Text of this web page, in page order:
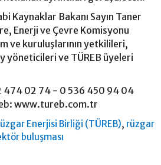
Kaynaklar Bakanı Sayın Taner
Enerji ve Çevre Komisyonu
ve kuruluşlarının yetkilileri,
yöneticileri ve TÜREB üyeleri
474 02 74 - 0 536 450 94 04
www.tureb.com.tr
Enerjisi Birliği (TÜREB), rüzgar
buluşması